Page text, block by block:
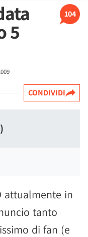
104
5
CONDIVIDI
attualmente in
tanto
di fan (e